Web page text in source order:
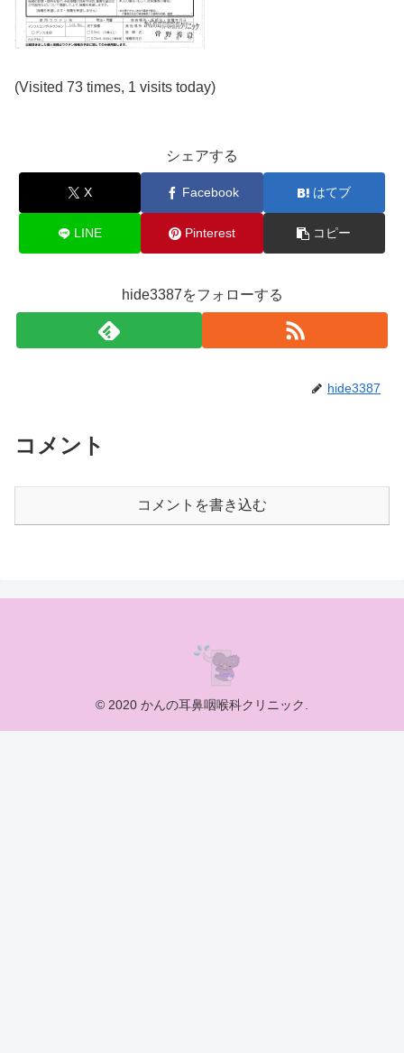
(Visited 73 times, 1 visits today)
シェアする
X Facebook はてブ
LINE Pinterest コピー
hide3387をフォローする
hide3387
コメント
コメントを書き込む
© 2020 かんの耳鼻咽喉科クリニック.